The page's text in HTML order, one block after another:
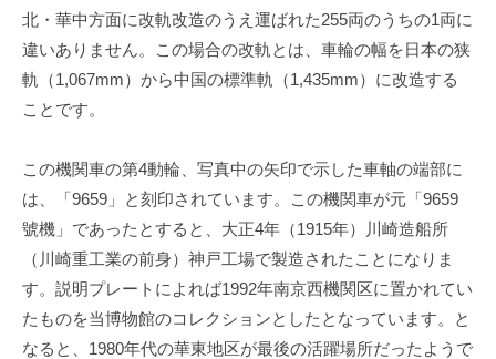
北・華中方面に改軌改造のうえ運ばれた255両のうちの1両に
違いありません。この場合の改軌とは、車輪の幅を日本の狭
軌（1,067mm）から中国の標準軌（1,435mm）に改造する
ことです。
この機関車の第4動輪、写真中の矢印で示した車軸の端部に
は、「9659 」と刻印されています。この機関車が元「9659
號機」であったとすると、大正4年（1915年）川崎造船所
（川崎重工業の前身）神戸工場で製造されたことになりま
す。説明プレートによれば1992年南京西機関区に置かれてい
たものを当博物館のコレクションとしたとなっています。と
なると、 1980年代の華東地区が最後の活躍場所だったようで